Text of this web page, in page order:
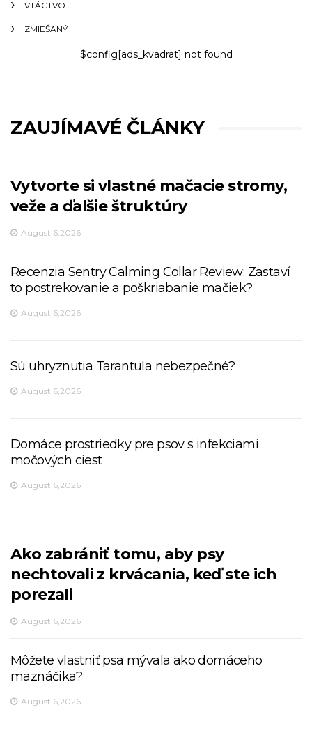
VTÁCTVO
ZMIEŠANÝ
$config[ads_kvadrat] not found
ZAUJÍMAVÉ ČLÁNKY
Vytvorte si vlastné mačacie stromy,
veže a ďalšie štruktúry
August 6,2026
Recenzia Sentry Calming Collar Review: Zastaví
to postrekovanie a poškriabanie mačiek?
August 6,2026
Sú uhryznutia Tarantula nebezpečné?
August 6,2026
Domáce prostriedky pre psov s infekciami
močových ciest
August 6,2026
Ako zabrániť tomu, aby psy
nechtovali z krvácania, keď ste ich
porezali
August 6,2026
Môžete vlastniť psa mývala ako domáceho
maznáčika?
August 6,2026